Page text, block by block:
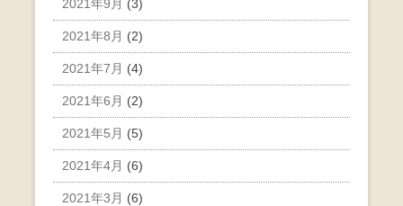
2021年9月 (3)
2021年8月 (2)
2021年7月 (4)
2021年6月 (2)
2021年5月 (5)
2021年4月 (6)
2021年3月 (6)